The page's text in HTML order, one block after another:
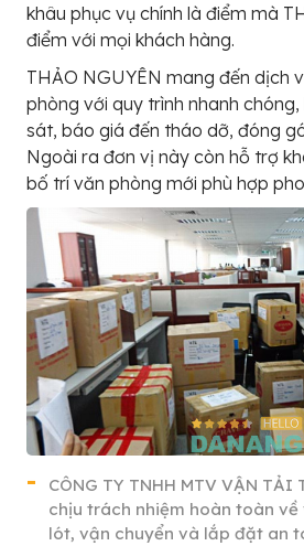
khâu phục vụ chính là điểm mà
điểm với mọi khách hàng.
THẢO NGUYÊN mang đến dịch
phòng với quy trình nhanh
sát, báo giá đến tháo dỡ, đóng
Ngoài ra đơn vị này còn hỗ trợ
bố trí văn phòng mới phù hợp
CÔNG TY TNHH MTV VẬN TẢI
chịu trách nhiệm hoàn toàn
lót, vận chuyển và lắp đặt an